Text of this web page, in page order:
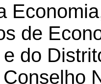
de
do